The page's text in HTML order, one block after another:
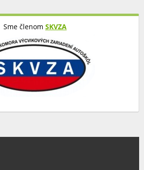
Sme členom SKVZA